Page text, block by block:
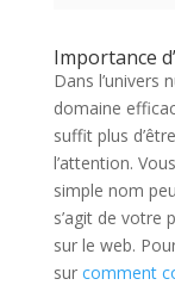
Importance
Dans l’univers
domaine
suffit plus
l’attention.
simple nom
s’agit de votre
sur le web.
sur comment